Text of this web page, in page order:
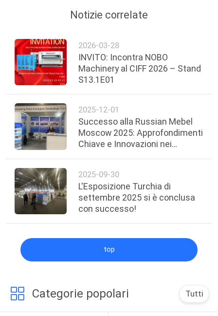
Notizie correlate
2026-03-28
INVITO: Incontra NOBO
Machinery al CIFF 2026 – Stand
S13.1E01
2025-12-01
Successo alla Russian Mebel
Moscow 2025: Approfondimenti
Chiave e Innovazioni nei
2025-09-30
L'Esposizione Turchia di
settembre 2025 si è conclusa
con successo!
top
Categorie popolari Tutti